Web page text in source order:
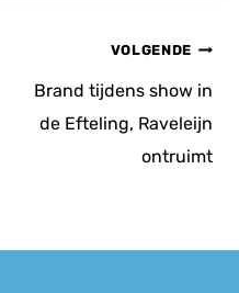
VOLGENDE
Brand tijdens show in
de Efteling, Raveleijn
ontruimt